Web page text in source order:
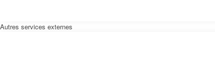
Autres services externes